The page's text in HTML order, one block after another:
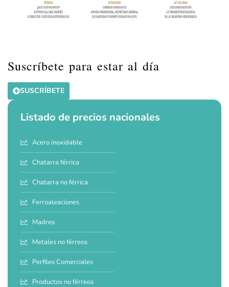
Suscríbete para estar al día
SUSCRÍBETE
Listado de precios nacionales
Acero inoxidable
Chatarra férrica
Chatarra no férrica
Ferroaleaciones
Madres
Metales no férreos
Perfiles Comerciales
Productos no férreos